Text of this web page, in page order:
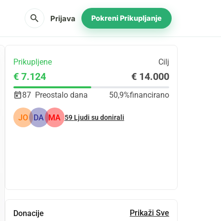
search Prijava Pokreni Prikupljanje
Prikupljene Cilj
€ 7.124 € 14.000
87 Preostalo dana 50,9%financirano
JO DA MA 59 Ljudi su donirali
Donacije Prikaži Sve